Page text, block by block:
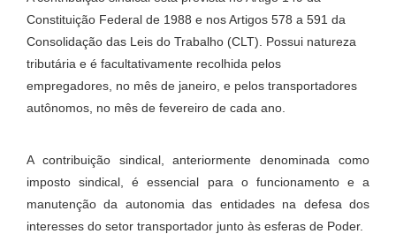
Constituição Federal de 1988 e nos Artigos 578 a 591 da
Consolidação das Leis do Trabalho (CLT). Possui natureza
tributária e é facultativamente recolhida pelos
empregadores, no mês de janeiro, e pelos transportadores
autônomos, no mês de fevereiro de cada ano.
A contribuição sindical, anteriormente denominada como
imposto sindical, é essencial para o funcionamento e a
manutenção da autonomia das entidades na defesa dos
interesses do setor transportador junto às esferas de Poder.